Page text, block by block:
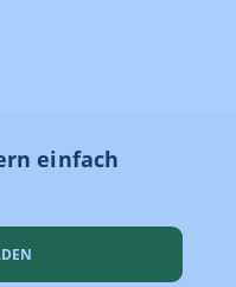
einfach